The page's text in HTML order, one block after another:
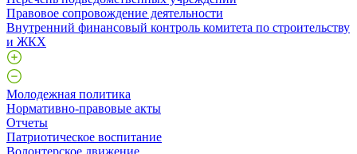
Правовое сопровождение деятельности
Внутренний финансовый контроль комитета по строительству
и ЖКХ
Молодежная политика
Нормативно-правовые акты
Отчеты
Патриотическое воспитание
Волонтерское движение